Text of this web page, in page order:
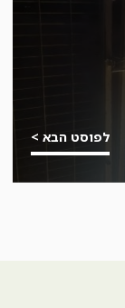
לפוסט הבא >